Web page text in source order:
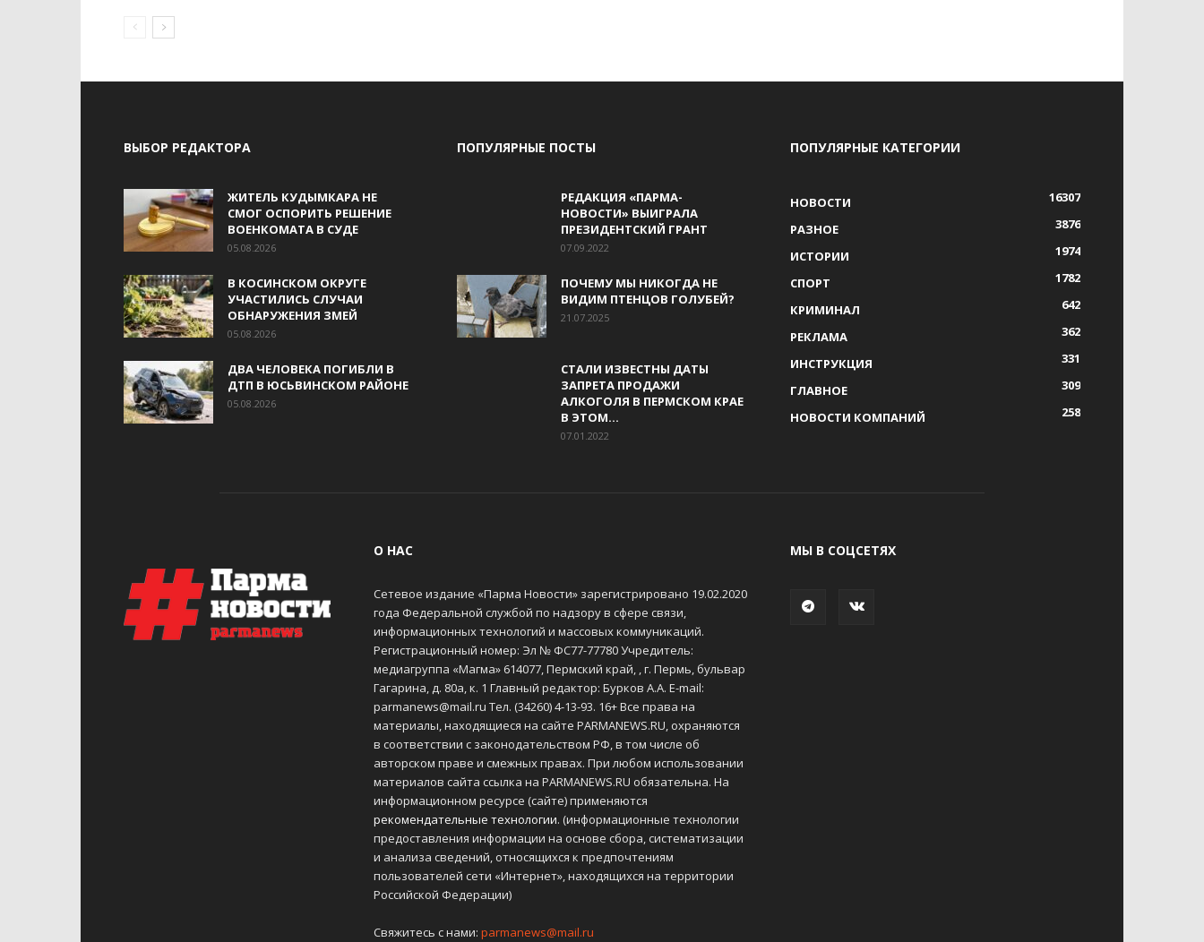
ВЫБОР РЕДАКТОРА
ЖИТЕЛЬ КУДЫМКАРА НЕ
СМОГ ОСПОРИТЬ РЕШЕНИЕ
ВОЕНКОМАТА В СУДЕ
05.08.2026
В КОСИНСКОМ ОКРУГЕ
УЧАСТИЛИСЬ СЛУЧАИ
ОБНАРУЖЕНИЯ ЗМЕЙ
05.08.2026
ДВА ЧЕЛОВЕКА ПОГИБЛИ В
ДТП В ЮСЬВИНСКОМ РАЙОНЕ
05.08.2026
ПОПУЛЯРНЫЕ ПОСТЫ
РЕДАКЦИЯ «ПАРМА-
НОВОСТИ» ВЫИГРАЛА
ПРЕЗИДЕНТСКИЙ ГРАНТ
07.09.2022
ПОЧЕМУ МЫ НИКОГДА НЕ
ВИДИМ ПТЕНЦОВ ГОЛУБЕЙ?
21.07.2025
СТАЛИ ИЗВЕСТНЫ ДАТЫ
ЗАПРЕТА ПРОДАЖИ
АЛКОГОЛЯ В ПЕРМСКОМ КРАЕ
В ЭТОМ...
07.01.2022
ПОПУЛЯРНЫЕ КАТЕГОРИИ
НОВОСТИ
16307
РАЗНОЕ
3876
ИСТОРИИ
1974
СПОРТ
1782
КРИМИНАЛ
642
РЕКЛАМА
362
ИНСТРУКЦИЯ
331
ГЛАВНОЕ
309
НОВОСТИ КОМПАНИЙ
258
О НАС
Сетевое издание «Парма Новости» зарегистрировано 19.02.2020
года Федеральной службой по надзору в сфере связи,
информационных технологий и массовых коммуникаций.
Регистрационный номер: Эл № ФС77-77780 Учредитель:
медиагруппа «Магма» 614077, Пермский край, , г. Пермь, бульвар
Гагарина, д. 80а, к. 1 Главный редактор: Бурков А.А. E-mail:
parmanews@mail.ru Тел. (34260) 4-13-93. 16+ Все права на
материалы, находящиеся на сайте PARMANEWS.RU, охраняются
в соответствии с законодательством РФ, в том числе об
авторском праве и смежных правах. При любом использовании
материалов сайта ссылка на PARMANEWS.RU обязательна. На
информационном ресурсе (сайте) применяются
рекомендательные технологии. (информационные технологии
предоставления информации на основе сбора, систематизации
и анализа сведений, относящихся к предпочтениям
пользователей сети «Интернет», находящихся на территории
Российской Федерации)
Свяжитесь с нами: parmanews@mail.ru
МЫ В СОЦСЕТЯХ